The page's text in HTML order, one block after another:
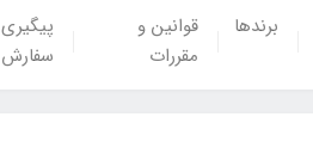
برندها
قوانین و
مقررات
پیگیری
سفارش